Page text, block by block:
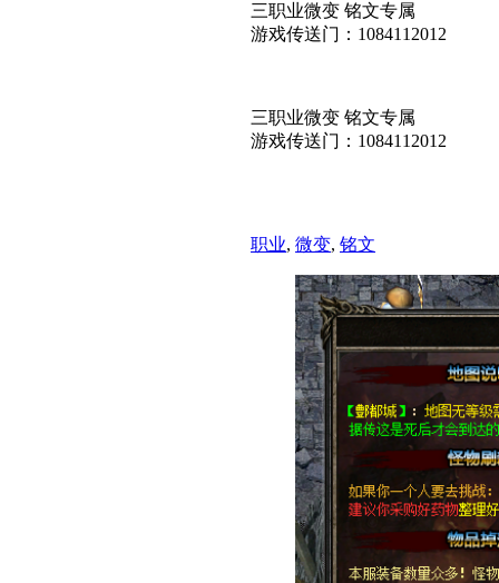
三职业微变 铭文专属
游戏传送门：1084112012
三职业微变 铭文专属
游戏传送门：1084112012
职业, 微变, 铭文